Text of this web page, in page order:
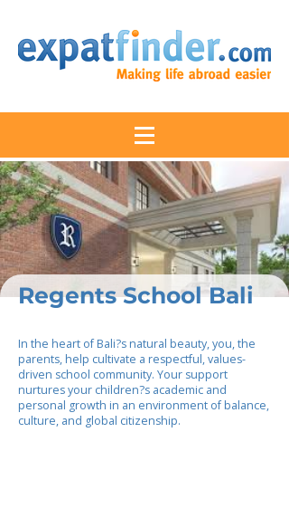
Regents School Bali
In the heart of Bali?s natural beauty, you, the
parents, help cultivate a respectful, values-
driven school community. Your support
nurtures your children?s academic and
personal growth in an environment of balance,
culture, and global citizenship.